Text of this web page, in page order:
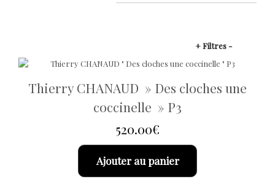
+ Filtres -
Thierry CHANAUD » Des cloches une
coccinelle » P3
520.00€
Ajouter au panier